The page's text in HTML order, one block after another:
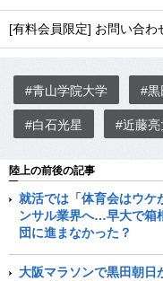
[有料会員限定] お問い合わ
#青山学院大学 #黒
#白石光星 #近藤亮
陸上の前後の記事
就活では「体育会はウケ
ンサル業界へ…早大で箱
団に進まなかった？
大阪マラソンで黒田朝